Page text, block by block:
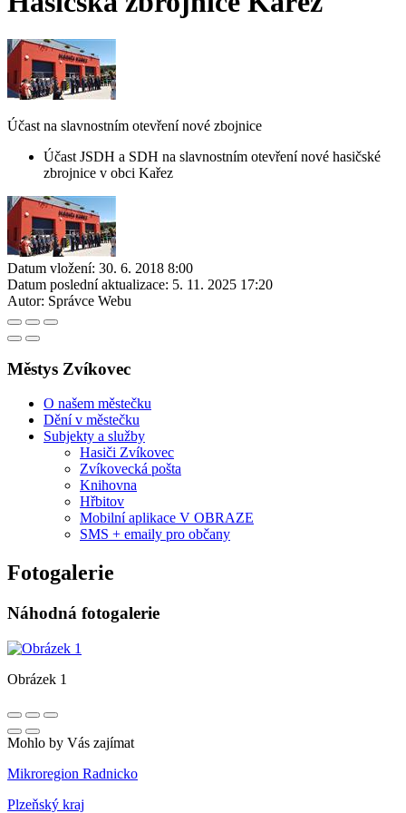
Účast na slavnostním otevření nové zbojnice
Účast JSDH a SDH na slavnostním otevření nové hasičské
zbrojnice v obci Kařez
Datum vložení: 30. 6. 2018 8:00
Datum poslední aktualizace: 5. 11. 2025 17:20
Autor: Správce Webu
Městys Zvíkovec
O našem městečku
Dění v městečku
Subjekty a služby
Hasiči Zvíkovec
Zvíkovecká pošta
Knihovna
Hřbitov
Mobilní aplikace V OBRAZE
SMS + emaily pro občany
Fotogalerie
Náhodná fotogalerie
Obrázek 1
Mohlo by Vás zajímat
Mikroregion Radnicko
Plzeňský kraj